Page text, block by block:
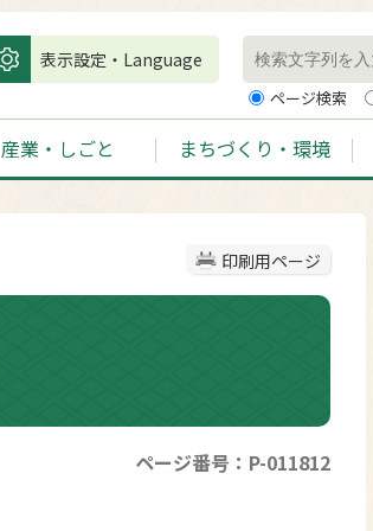
表示設定・Language
ページ検索
産業・しごと まちづくり・環境
印刷用ページ
ページ番号：P-011812